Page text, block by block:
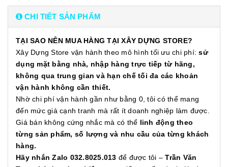
CHI TIẾT SẢN PHẨM
TẠI SAO NÊN MUA HÀNG TẠI XÂY DỰNG STORE?
Xây Dựng Store vận hành theo mô hình tối ưu chi phí:sử
dụng mặt bằng nhà, nhập hàng trực tiếp từ hãng,
không qua trung gian và hạn chế tối đa các khoản
vận hành không cần thiết.
Nhờ chi phí vận hành gần như bằng 0, tôi có thể mang
đến mức giá cạnh tranh mà rất ít doanh nghiệp làm được.
Giá bán không cứng nhắc mà có thể linh động theo
từng sản phẩm, số lượng và nhu cầu của từng khách
hàng.
Hãy nhắn Zalo 032.8025.013 để được tôi –Trần Văn